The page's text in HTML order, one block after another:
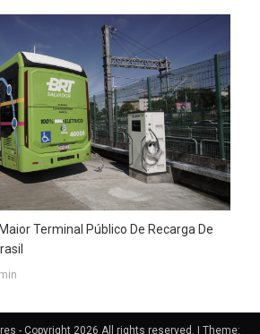
Terminal Público De Recarga De
- Copyright 2026 All rights reserved. Theme: